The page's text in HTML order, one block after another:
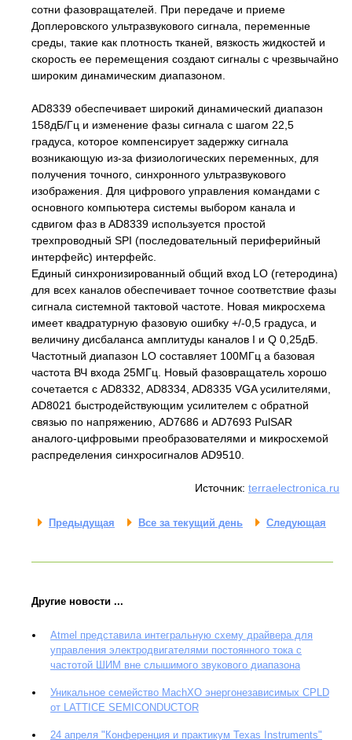
сотни фазовращателей. При передаче и приеме
Доплеровского ультразвукового сигнала, переменные
среды, такие как плотность тканей, вязкость жидкостей и
скорость ее перемещения создают сигналы с чрезвычайно
широким динамическим диапазоном.
AD8339 обеспечивает широкий динамический диапазон
158дБ/Гц и изменение фазы сигнала с шагом 22,5
градуса, которое компенсирует задержку сигнала
возникающую из-за физиологических переменных, для
получения точного, синхронного ультразвукового
изображения. Для цифрового управления командами с
основного компьютера системы выбором канала и
сдвигом фаз в AD8339 используется простой
трехпроводный SPI (последовательный периферийный
интерфейс) интерфейс.
Единый синхронизированный общий вход LO (гетеродина)
для всех каналов обеспечивает точное соответствие фазы
сигнала системной тактовой частоте. Новая микросхема
имеет квадратурную фазовую ошибку +/-0,5 градуса, и
величину дисбаланса амплитуды каналов I и Q 0,25дБ.
Частотный диапазон LO составляет 100МГц а базовая
частота ВЧ входа 25МГц. Новый фазовращатель хорошо
сочетается с AD8332, AD8334, AD8335 VGA усилителями,
AD8021 быстродействующим усилителем с обратной
связью по напряжению, AD7686 и AD7693 PulSAR
аналого-цифровыми преобразователями и микросхемой
распределения синхросигналов AD9510.
Источник: terraelectronica.ru
Предыдущая Все за текущий день Следующая
Другие новости ...
Atmel представила интегральную схему драйвера для
управления электродвигателями постоянного тока с
частотой ШИМ вне слышимого звукового диапазона
Уникальное семейство MachXO энергонезависимых CPLD
от LATTICE SEMICONDUCTOR
24 апреля "Конференция и практикум Texas Instruments"